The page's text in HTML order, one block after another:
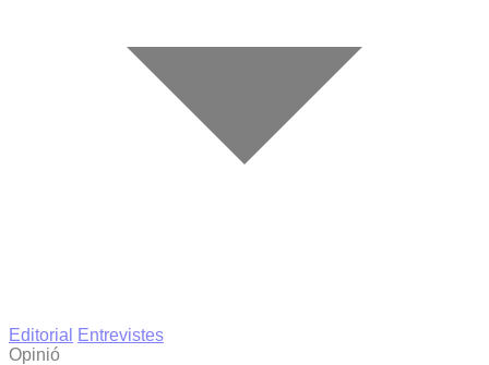
Editorial
Entrevistes
Opinió